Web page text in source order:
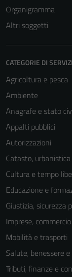
Organigramma
Altri soggetti
CATEGORIE DI
Agricoltura e pesca
Ambiente
Anagrafe e stato
Appalti pubblici
Autorizzazioni
Catasto, urbanistica
Cultura e tempo
Educazione e
Giustizia, sicurezza
Imprese,
Mobilità e trasporti
Salute, benessere
Tributi, finanze e